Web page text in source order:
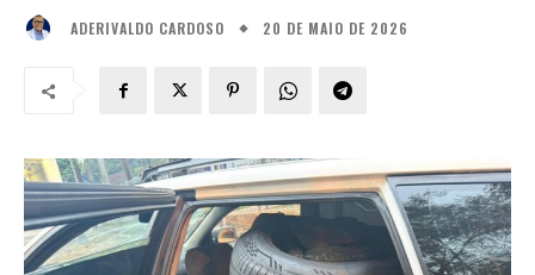
ADERIVALDO CARDOSO 20 DE MAIO DE 2026